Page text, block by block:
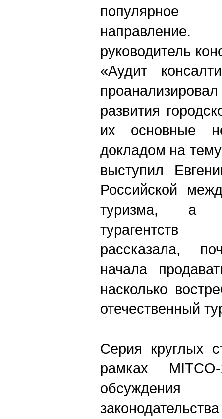
популярное
руководитель
«Аудит
развития
их основные
докладом на
выступил
Российской
туризма, а
рассказала,
начала
насколько
отечественный
Серия круглых
рамках